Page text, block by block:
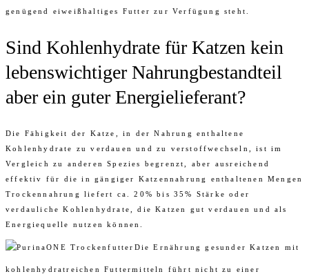
genügend eiweißhaltiges Futter zur Verfügung steht.
Sind Kohlenhydrate für Katzen kein
lebenswichtiger Nahrungbestandteil
aber ein guter Energielieferant?
Die Fähigkeit der Katze, in der Nahrung enthaltene
Kohlenhydrate zu verdauen und zu verstoffwechseln, ist im
Vergleich zu anderen Spezies begrenzt, aber ausreichend
effektiv für die in gängiger Katzennahrung enthaltenen Mengen
Trockennahrung liefert ca. 20% bis 35% Stärke oder
verdauliche Kohlenhydrate, die Katzen gut verdauen und als
Energiequelle nutzen können.
Die Ernährung gesunder Katzen mit
kohlenhydratreichen Futtermitteln führt nicht zu einer